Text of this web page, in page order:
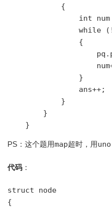
            {
int num
while
                {
                }
                ans++;
            }
        }
PS：这个题用map超时，用
代码 ：
struct node
{